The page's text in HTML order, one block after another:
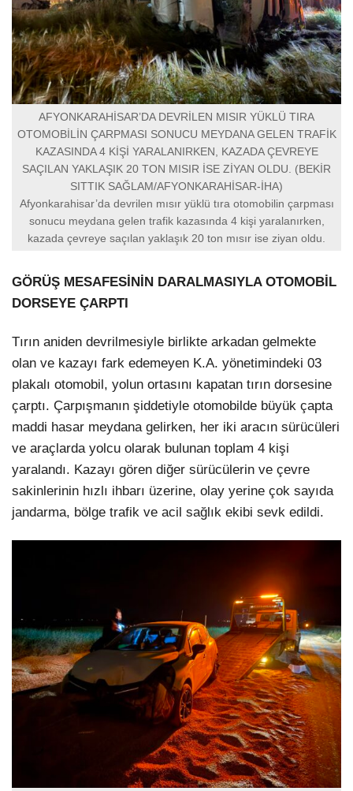
AFYONKARAHİSAR’DA DEVRİLEN MISIR YÜKLÜ TIRA
OTOMOBİLİN ÇARPMASI SONUCU MEYDANA GELEN TRAFİK
KAZASINDA 4 KİŞİ YARALANIRKEN, KAZADA ÇEVREYE
SAÇILAN YAKLAŞIK 20 TON MISIR İSE ZİYAN OLDU. (BEKİR
SITTIK SAĞLAM/AFYONKARAHİSAR-İHA)
Afyonkarahisar’da devrilen mısır yüklü tıra otomobilin çarpması
sonucu meydana gelen trafik kazasında 4 kişi yaralanırken,
kazada çevreye saçılan yaklaşık 20 ton mısır ise ziyan oldu.
GÖRÜŞ MESAFESİNİN DARALMASIYLA OTOMOBİL
DORSEYE ÇARPTI
Tırın aniden devrilmesiyle birlikte arkadan gelmekte
olan ve kazayı fark edemeyen K.A. yönetimindeki 03
plakalı otomobil, yolun ortasını kapatan tırın dorsesine
çarptı. Çarpışmanın şiddetiyle otomobilde büyük çapta
maddi hasar meydana gelirken, her iki aracın sürücüleri
ve araçlarda yolcu olarak bulunan toplam 4 kişi
yaralandı. Kazayı gören diğer sürücülerin ve çevre
sakinlerinin hızlı ihbarı üzerine, olay yerine çok sayıda
jandarma, bölge trafik ve acil sağlık ekibi sevk edildi.